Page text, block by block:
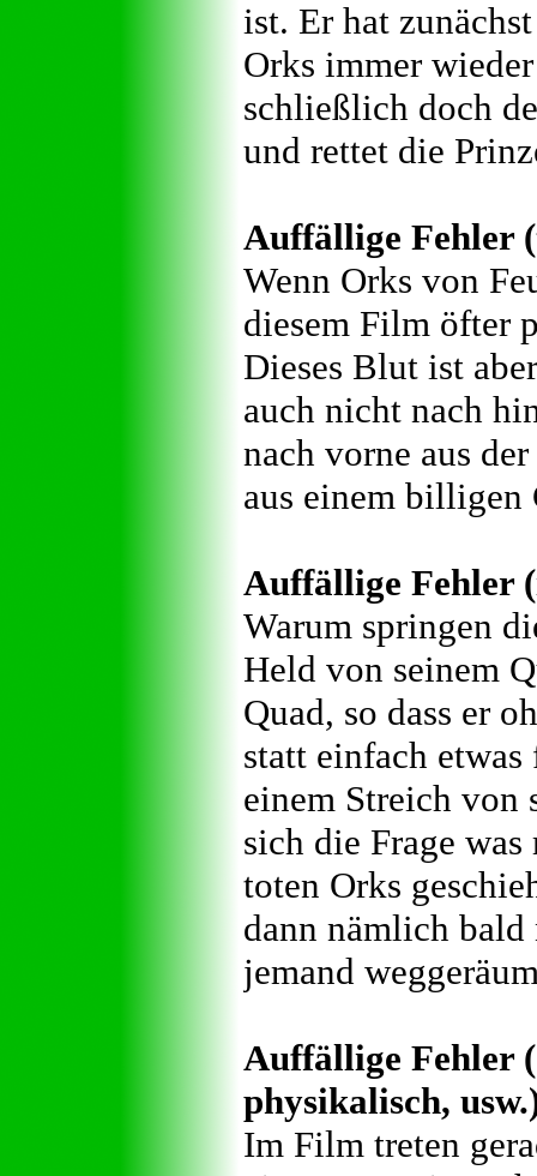
ist. Er hat
Orks immer
schließlich doch
und rettet die
Auffällige Fehler
Wenn Orks von
diesem Film öfter
Dieses Blut ist
auch nicht nach
nach vorne aus
aus einem billigen
Auffällige Fehler
Warum springen
Held von seinem
Quad, so dass er
statt einfach
einem Streich von
sich die Frage
toten Orks
dann nämlich bald
jemand
Auffällige Fehler
physikalisch,
Im Film treten